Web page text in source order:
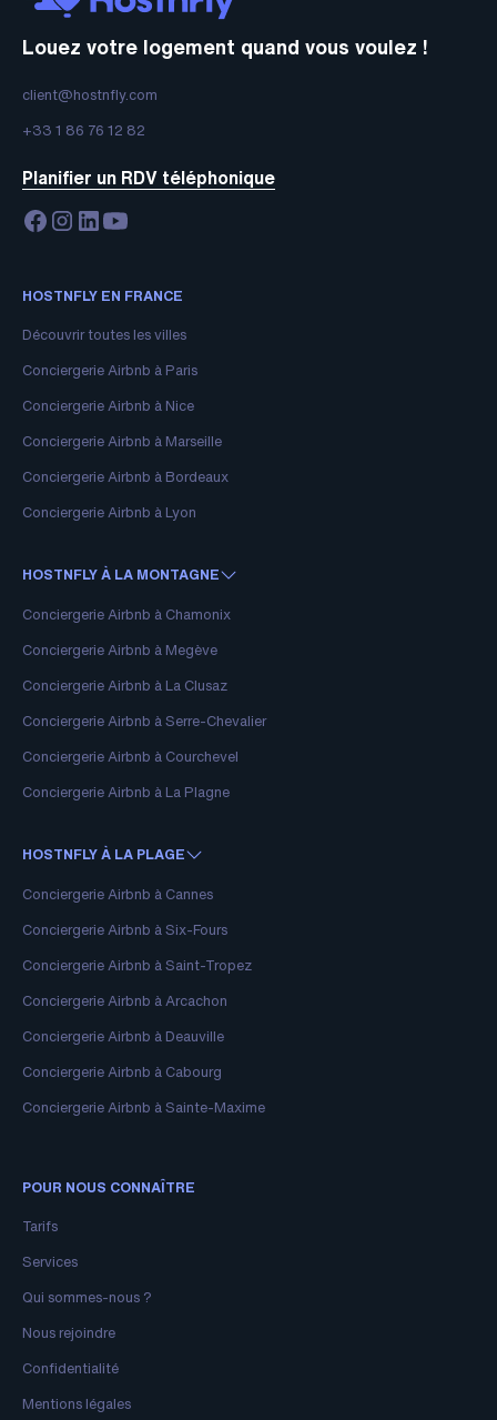
Louez votre logement quand vous voulez !
client@hostnfly.com
+33 1 86 76 12 82
Planifier un RDV téléphonique
HOSTNFLY EN FRANCE
Découvrir toutes les villes
Conciergerie Airbnb à Paris
Conciergerie Airbnb à Nice
Conciergerie Airbnb à Marseille
Conciergerie Airbnb à Bordeaux
Conciergerie Airbnb à Lyon
HOSTNFLY À LA MONTAGNE
Conciergerie Airbnb à Chamonix
Conciergerie Airbnb à Megève
Conciergerie Airbnb à La Clusaz
Conciergerie Airbnb à Serre-Chevalier
Conciergerie Airbnb à Courchevel
Conciergerie Airbnb à La Plagne
HOSTNFLY À LA PLAGE
Conciergerie Airbnb à Cannes
Conciergerie Airbnb à Six-Fours
Conciergerie Airbnb à Saint-Tropez
Conciergerie Airbnb à Arcachon
Conciergerie Airbnb à Deauville
Conciergerie Airbnb à Cabourg
Conciergerie Airbnb à Sainte-Maxime
POUR NOUS CONNAÎTRE
Tarifs
Services
Qui sommes-nous ?
Nous rejoindre
Confidentialité
Mentions légales